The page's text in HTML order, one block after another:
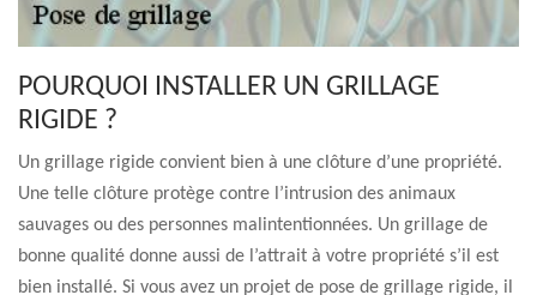
POURQUOI INSTALLER UN GRILLAGE
RIGIDE ?
Un grillage rigide convient bien à une clôture d’une propriété.
Une telle clôture protège contre l’intrusion des animaux
sauvages ou des personnes malintentionnées. Un grillage de
bonne qualité donne aussi de l’attrait à votre propriété s’il est
bien installé. Si vous avez un projet de pose de grillage rigide, il